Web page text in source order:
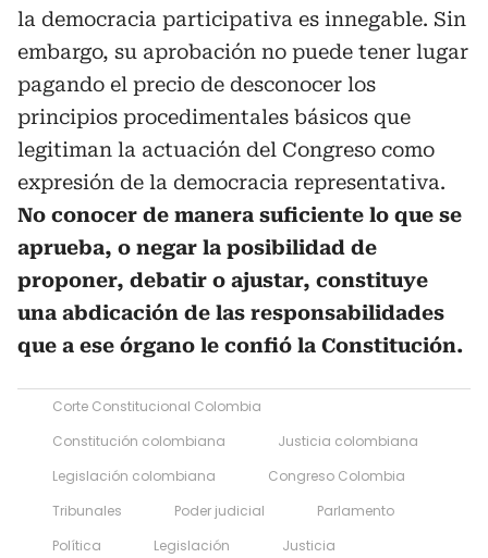
la democracia participativa es innegable. Sin
embargo, su aprobación no puede tener lugar
pagando el precio de desconocer los
principios procedimentales básicos que
legitiman la actuación del Congreso como
expresión de la democracia representativa.
No conocer de manera suficiente lo que se
aprueba, o negar la posibilidad de
proponer, debatir o ajustar, constituye
una abdicación de las responsabilidades
que a ese órgano le confió la Constitución.
Corte Constitucional Colombia
Constitución colombiana
Justicia colombiana
Legislación colombiana
Congreso Colombia
Tribunales
Poder judicial
Parlamento
Política
Legislación Justicia